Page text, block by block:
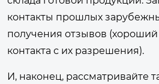
контакты прошлых
получения отзывов (хороший
контакта с их разрешения).
И, наконец, рассматривайте